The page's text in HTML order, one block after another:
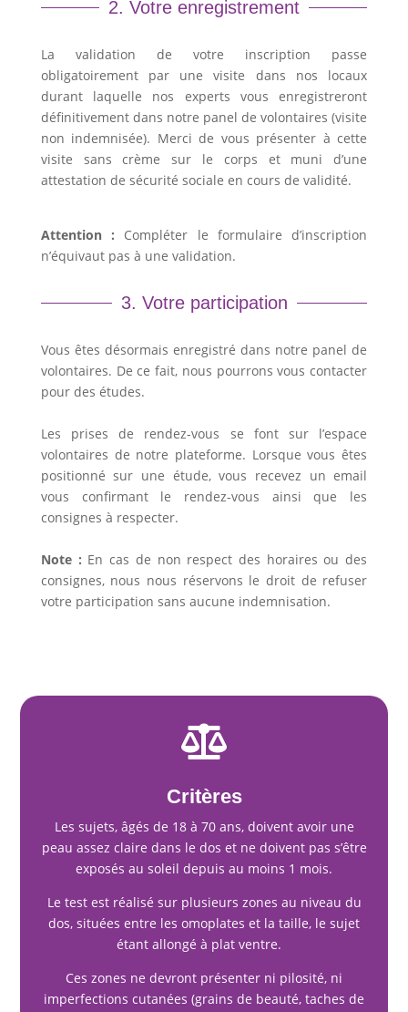
2. Votre enregistrement
La validation de votre inscription passe
obligatoirement par une visite dans nos locaux
durant laquelle nos experts vous enregistreront
définitivement dans notre panel de volontaires (visite
non indemnisée). Merci de vous présenter à cette
visite sans crème sur le corps et muni d’une
attestation de sécurité sociale en cours de validité.
Attention : Compléter le formulaire d’inscription
n’équivaut pas à une validation.
3. Votre participation
Vous êtes désormais enregistré dans notre panel de
volontaires. De ce fait, nous pourrons vous contacter
pour des études.
Les prises de rendez-vous se font sur l’espace
volontaires de notre plateforme. Lorsque vous êtes
positionné sur une étude, vous recevez un email
vous confirmant le rendez-vous ainsi que les
consignes à respecter.
Note : En cas de non respect des horaires ou des
consignes, nous nous réservons le droit de refuser
votre participation sans aucune indemnisation.

Critères
Les sujets, âgés de 18 à 70 ans, doivent avoir une
peau assez claire dans le dos et ne doivent pas s’être
exposés au soleil depuis au moins 1 mois.
Le test est réalisé sur plusieurs zones au niveau du
dos, situées entre les omoplates et la taille, le sujet
étant allongé à plat ventre.
Ces zones ne devront présenter ni pilosité, ni
imperfections cutanées (grains de beauté, taches de